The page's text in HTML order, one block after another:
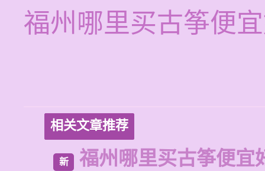
福州哪里买古筝便
相关文章推荐
新 福州哪里买古筝便宜